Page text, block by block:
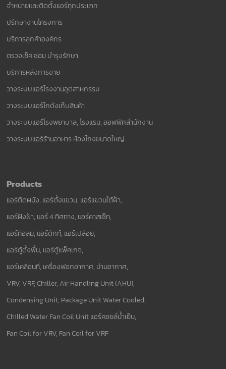
จำหน่ายและติดตั้งแอร์ทุกประเภท
ปรึกษางานโครงการ
บริการลูกค้าองค์กร
ตรวจเช็ค ซ่อม บำรุงรักษา
บริการหลังการขาย
วางระบบแอร์โรงงานอุตสาหกรรม
วางระบบแอร์โกดังเก็บสินค้า
วางระบบแอร์โรงพยาบาล, โรงแรม, ออฟฟิศสำนักงาน
วางระบบแอร์ร้านอาหาร ห้องโถงขนาดใหญ่
Products
แอร์ติดผนัง, แอร์ตั้งแขวน, แอร์แขวนใต้ฝ้า,
แอร์ฝังฝ้า, แอร์ 4 ทิศทาง, แอร์คาสเซ็ท,
แอร์ท่อลม, แอร์ดักท์, แอร์เปลือย,
แอร์ตู้ตั้งพื้น, แอร์ตู้แพ็คเกจ,
แอร์เคลื่อนที่, เครื่องฟอกอากาศ, ม่านอากาศ,
VRV, VRF, Chiller, Air Handling Unit (AHU),
Condensing Unit, Package Unit Water Cooled,
Chilled Water Fan Coil Unit แอร์คอยล์น้ำเย็น,
Fan Coil for VRV, Fan Coil for VRF